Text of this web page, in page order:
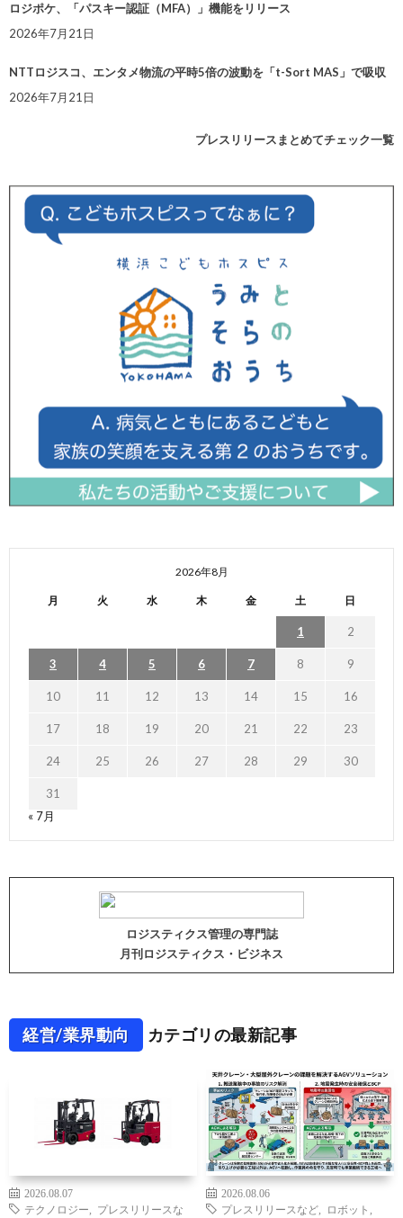
ロジポケ、「パスキー認証（MFA）」機能をリリース
2026年7月21日
NTTロジスコ、エンタメ物流の平時5倍の波動を「t-Sort MAS」で吸収
2026年7月21日
プレスリリースまとめてチェック一覧
2026年8月
月 火 水 木 金 土 日
1 2
3 4 5 6 7 8 9
10 11 12 13 14 15 16
17 18 19 20 21 22 23
24 25 26 27 28 29 30
31
« 7月
ロジスティクス管理の専門誌
月刊ロジスティクス・ビジネス
経営/業界動向 カテゴリの最新記事
2026.08.07
テクノロジー
プレスリリースな
2026.08.06
プレスリリースなど
ロボット